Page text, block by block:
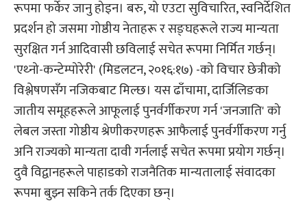
रूपमा फर्केर जानु होइन। बरु, यो एउटा सुविचारित, स्वनिर्देशित
प्रदर्शन हो जसमा गोष्ठीय नेताहरू र सङ्घहरूले राज्य मान्यता
सुरक्षित गर्न आदिवासी छविलाई सचेत रूपमा निर्मित गर्छन्।
'एथ्नो-कन्टेम्पोरेरी' (मिडलटन, २०१६:१७) -को विचार छेत्रीको
विश्लेषणसँग नजिकबाट मिल्छ। यस ढाँचामा, दार्जिलिङका
जातीय समूहहरूले आफूलाई पुनर्वर्गीकरण गर्न 'जनजाति' को
लेबल जस्ता गोष्ठीय श्रेणीकरणहरू आफैलाई पुनर्वर्गीकरण गर्नु
अनि राज्यको मान्यता दावी गर्नलाई सचेत रूपमा प्रयोग गर्छन्।
दुवै विद्वानहरूले पाहाडको राजनैतिक मान्यतालाई संवादका
रूपमा बुझ्न सकिने तर्क दिएका छन्।